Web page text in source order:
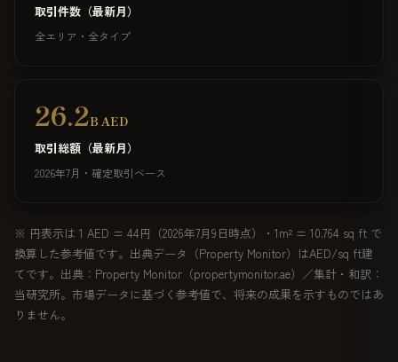
取引件数（最新月）
全エリア・全タイプ
26.2B AED
取引総額（最新月）
2026年7月・確定取引ベース
※ 円表示は 1 AED = 44円（2026年7月9日時点）・1m² = 10.764 sq ft で
換算した参考値です。出典データ（Property Monitor）はAED/sq ft建
てです。出典：Property Monitor（propertymonitor.ae）／集計・和訳：
当研究所。市場データに基づく参考値で、将来の成果を示すものではあ
りません。